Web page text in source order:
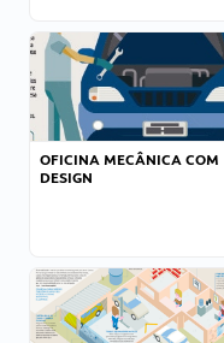
OFICINA MECÂNICA COM
DESIGN